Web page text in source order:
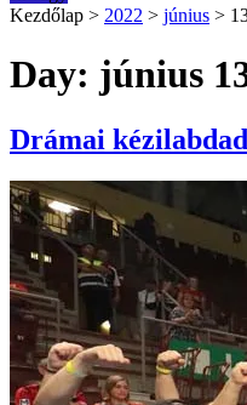
Kezdőlap > 2022 > június >
Day: június
Drámai